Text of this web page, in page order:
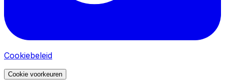
Cookiebeleid
Cookie voorkeuren